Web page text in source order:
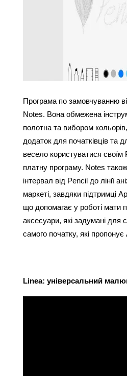
Програма по замовчуванню
Notes. Вона обмежена
полотна та вибором
додаток для початківців та
весело користуватися
платну програму. Notes
інтервал від Pencil до лінії
маркеті, завдяки підтримці
що допомагає у роботі мати
аксесуари, які задумані для
самого початку, які пропонує
Linea: універсальний